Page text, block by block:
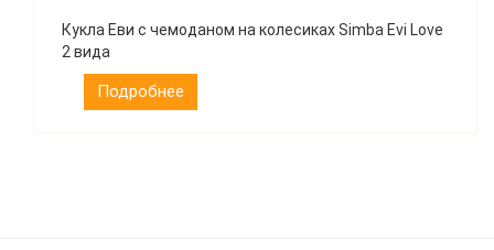
Кукла Еви с чемоданом на колесиках Simba Evi Love
2 вида
Подробнее